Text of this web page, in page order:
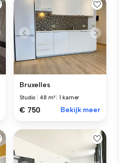
Bruxelles
Studio 48 m² |1 kamer
€ 750 Bekijk meer